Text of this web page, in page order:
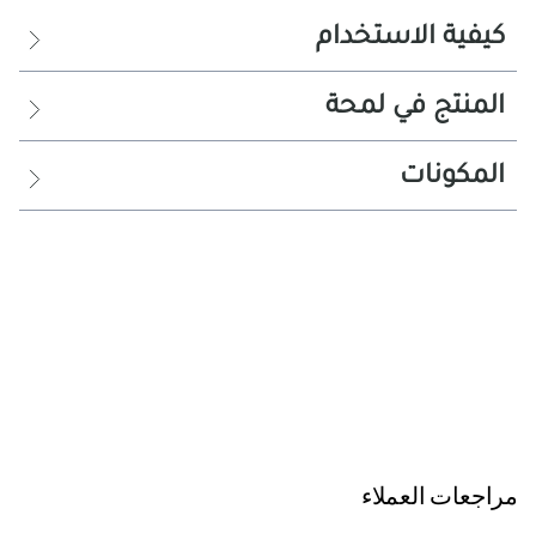
كيفية الاستخدام
القدمين لمدة 10–15 دقيقة، ثم جففهما جيدًا. يُستخدم حسب
الحاجة، ويفضل قبل خطوات العناية الأخرى بالقدمين
المنتج في لمحة
المكونات
مراجعات العملاء